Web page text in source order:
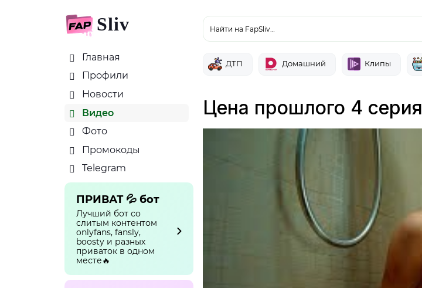
Sliv
Главная
Профили
Новости
Видео
Фото
Промокоды
Telegram
ПРИВАТ 💦 бот
Лучший бот со
слитым контентом
onlyfans, fansly,
boosty и разных
приваток в одном
месте🔥
Найти на FapSliv…
ДТП Домашний Клипы
Цена прошлого 4 серия